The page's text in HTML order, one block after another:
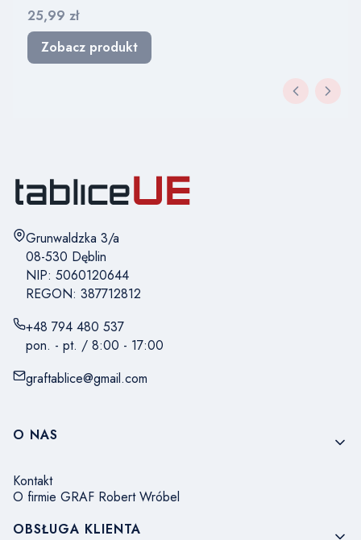
Cena
25,99 zł
Zobacz produkt
Adres:
Grunwaldzka 3/a
08-530 Dęblin
NIP: 5060120644
REGON: 387712812
+48 794 480 537
pon. - pt. / 8:00 - 17:00
graftablice@gmail.com
Linki w stopce
O NAS
Kontakt
O firmie GRAF Robert Wróbel
OBSŁUGA KLIENTA